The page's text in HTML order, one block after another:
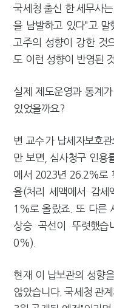
국세청 출신 한 세무사
을 남발하고 있다"고 말
고주의 성향이 강한 것
도 이런 성향이 반영된
실제 제도운영과 통계
있었을까요?
변 교수가 납세자보호
만 보면, 심사청구 인용
에서 2023년 26.2%로
율(처리 세액에서 감
1%로 올랐죠. 또 다른
상승 곡선이 뚜렷했
0%).
현재 이 납보관의 성향
않았습니다. 국세청 관